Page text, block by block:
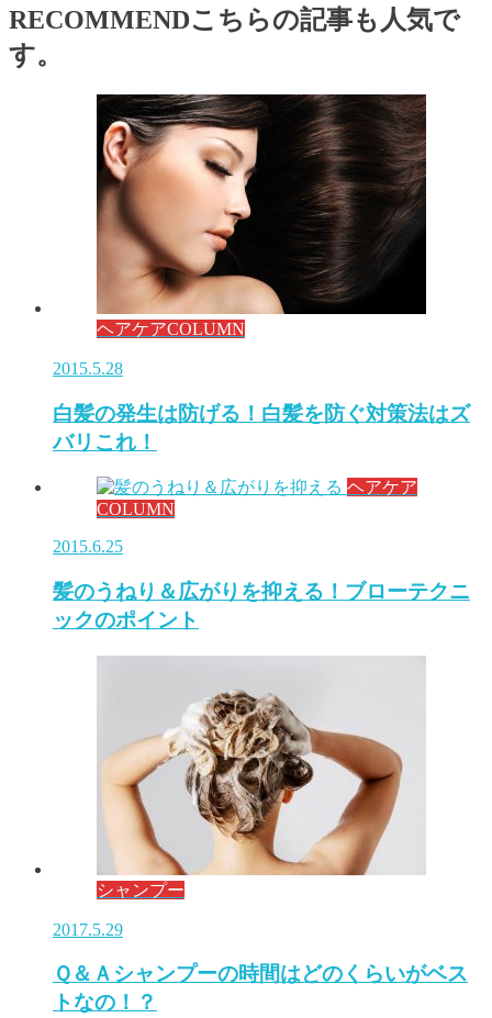
RECOMMENDこちらの記事も人気で
す。
ヘアケアCOLUMN
2015.5.28
白髪の発生は防げる！白髪を防ぐ対策法はズ
バリこれ！
ヘアケア
COLUMN
2015.6.25
髪のうねり＆広がりを抑える！ブローテクニ
ックのポイント
シャンプー
2017.5.29
Ｑ＆Ａシャンプーの時間はどのくらいがベス
トなの！？